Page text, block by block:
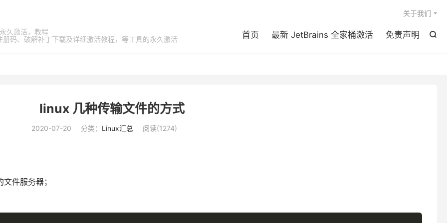
久激活，教程
码、破解补丁下载及详细激活教程，等工具的永久激活

首页 最新 JetBrains 全家桶激活 免责声明
关于我们
linux 几种传输文件的方式
2020-07-20 分类： Linux汇总 阅读(1274)
件服务器；